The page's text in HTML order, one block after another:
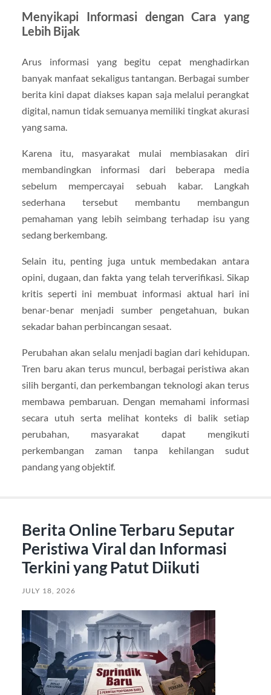
Menyikapi Informasi dengan Cara yang
Lebih Bijak
Arus informasi yang begitu cepat menghadirkan
banyak manfaat sekaligus tantangan. Berbagai sumber
berita kini dapat diakses kapan saja melalui perangkat
digital, namun tidak semuanya memiliki tingkat akurasi
yang sama.
Karena itu, masyarakat mulai membiasakan diri
membandingkan informasi dari beberapa media
sebelum mempercayai sebuah kabar. Langkah
sederhana tersebut membantu membangun
pemahaman yang lebih seimbang terhadap isu yang
sedang berkembang.
Selain itu, penting juga untuk membedakan antara
opini, dugaan, dan fakta yang telah terverifikasi. Sikap
kritis seperti ini membuat informasi aktual hari ini
benar-benar menjadi sumber pengetahuan, bukan
sekadar bahan perbincangan sesaat.
Perubahan akan selalu menjadi bagian dari kehidupan.
Tren baru akan terus muncul, berbagai peristiwa akan
silih berganti, dan perkembangan teknologi akan terus
membawa pembaruan. Dengan memahami informasi
secara utuh serta melihat konteks di balik setiap
perubahan, masyarakat dapat mengikuti
perkembangan zaman tanpa kehilangan sudut
pandang yang objektif.
Berita Online Terbaru Seputar
Peristiwa Viral dan Informasi
Terkini yang Patut Diikuti
JULY 18, 2026